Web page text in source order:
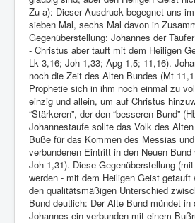
Zu a): Dieser Ausdruck begegnet uns
sieben Mal, sechs Mal davon in
Gegenüberstellung: Johannes der
- Christus aber tauft mit dem Heiligen
Lk 3,16; Joh 1,33; Apg 1,5; 11,16).
noch die Zeit des Alten Bundes (Mt
Prophetie sich in ihm noch einmal zu
einzig und allein, um auf Christus
“Stärkeren”, der den “besseren Bund”
Johannestaufe sollte das Volk des
Buße für das Kommen des Messias
verbundenen Eintritt in den Neuen
Joh 1,31). Diese Gegenüberstellung
werden - mit dem Heiligen Geist getauft
den qualitätsmäßigen Unterschied
Bund deutlich: Der Alte Bund mündet in
Johannes ein verbunden mit einem